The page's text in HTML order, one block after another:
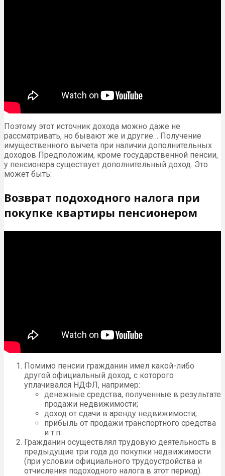
Поэтому этот источник дохода можно даже не
рассматривать, но бывают же и другие… Получение
имущественного вычета при наличии дополнительных
доходов Предположим, кроме государственной пенсии,
у пенсионера существует дополнительный доход. Это
может быть:
Возврат подоходного налога при
покупке квартиры пенсионером
Помимо пенсии гражданин имел какой-либо
другой официальный доход, с которого
уплачивался НДФЛ, например:
денежные средства, полученные в результате
продажи недвижимости;
доход от сдачи в аренду недвижимости;
прибыль от продажи транспортного средства
и т.п.
Гражданин осуществлял трудовую деятельность в
предыдущие три года до покупки недвижимости
(при условии официального трудоустройства и
отчисления подоходного налога в этот период).